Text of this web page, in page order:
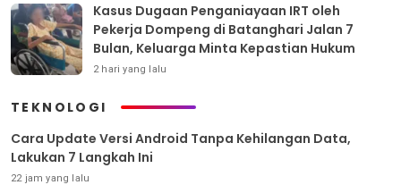
Kasus Dugaan Penganiayaan IRT oleh
Pekerja Dompeng di Batanghari Jalan 7
Bulan, Keluarga Minta Kepastian Hukum
2 hari yang lalu
TEKNOLOGI
Cara Update Versi Android Tanpa Kehilangan Data,
Lakukan 7 Langkah Ini
22 jam yang lalu